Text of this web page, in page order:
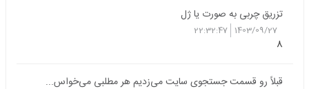
تزریق چربی به صورت یا ژل
1403/09/27
22:32:47
8
قبلاً رو قسمت جستجوی سایت می‌زدیم هر مطلبی می‌خواس...